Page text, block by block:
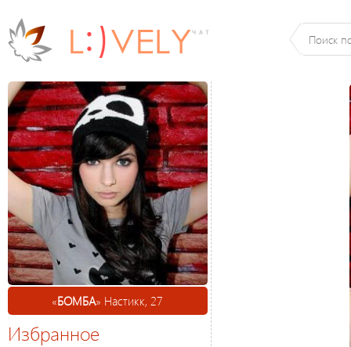
«БОМБА» Настикк, 27
Избранное